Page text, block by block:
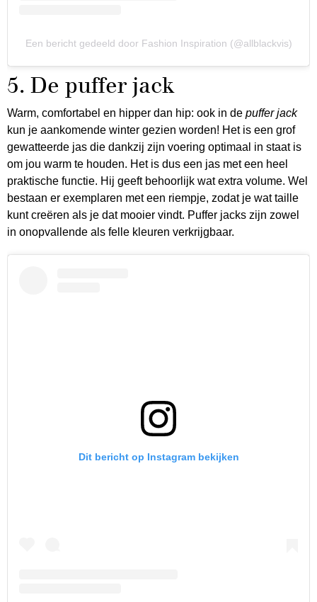
Een bericht gedeeld door Fashion Inspiration (@allblackvis)
5. De puffer jack
Warm, comfortabel en hipper dan hip: ook in de puffer jack
kun je aankomende winter gezien worden! Het is een grof
gewatteerde jas die dankzij zijn voering optimaal in staat is
om jou warm te houden. Het is dus een jas met een heel
praktische functie. Hij geeft behoorlijk wat extra volume. Wel
bestaan er exemplaren met een riempje, zodat je wat taille
kunt creëren als je dat mooier vindt. Puffer jacks zijn zowel
in onopvallende als felle kleuren verkrijgbaar.
Dit bericht op Instagram bekijken